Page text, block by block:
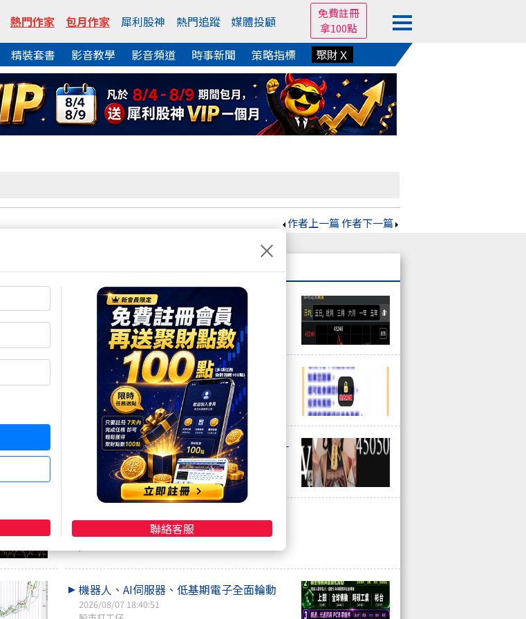
熱門作家 包月作家 犀利股神 熱門追蹤 媒體投顧
免費註冊
拿100點
精裝套書 影音教學 影音頻道 時事新聞 策略指標 聚財Ｘ
作者上一篇作者下一篇
熱門焦點文章
妥妥的千點行情 就看你想不想要而已
2026/08/08 12:39:00
咖啡好喝
下週啟動第二階段反彈(8/7夜盤 衝浪日誌)
2026/08/07 21:52:32
Logan羅根
ＶＩＰ哥，這道符，舒服嗎？哥，快聽我一
言，不害哥
2026/08/07 21:10:06
2026-08-07重要財經新聞總結
2026/08/07 21:09:17
機器人、AI伺服器、低基期電子全面輪動
2026/08/07 18:40:51
×
聯絡客服